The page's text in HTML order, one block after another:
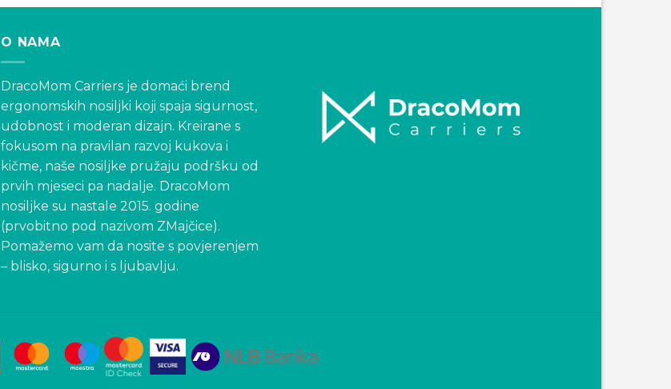
O NAMA
DracoMom Carriers je domaći brend
ergonomskih nosiljki koji spaja sigurnost,
udobnost i moderan dizajn. Kreirane s
fokusom na pravilan razvoj kukova i
kičme, naše nosiljke pružaju podršku od
prvih mjeseci pa nadalje. DracoMom
nosiljke su nastale 2015. godine
(prvobitno pod nazivom ZMajčice).
Pomažemo vam da nosite s povjerenjem
– blisko, sigurno i s ljubavlju.